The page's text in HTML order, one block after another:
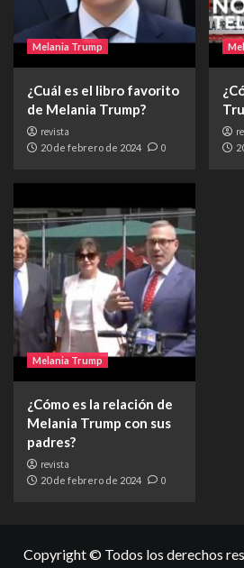
Melania Trump
¿Cuál es el libro favorito
de Melania Trump?
revista
20 de febrero de 2024 0
Melania Trump
¿Cómo es la relación de
Melania Trump con sus
padres?
revista
20 de febrero de 2024 0
Copyright © Todos los derechos